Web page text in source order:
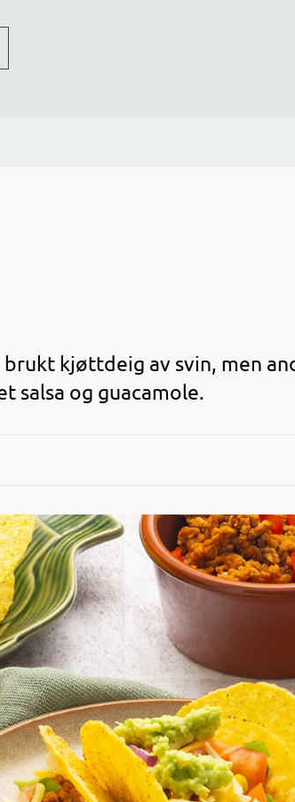
kjøttdeig av svin, men
salsa og guacamole.